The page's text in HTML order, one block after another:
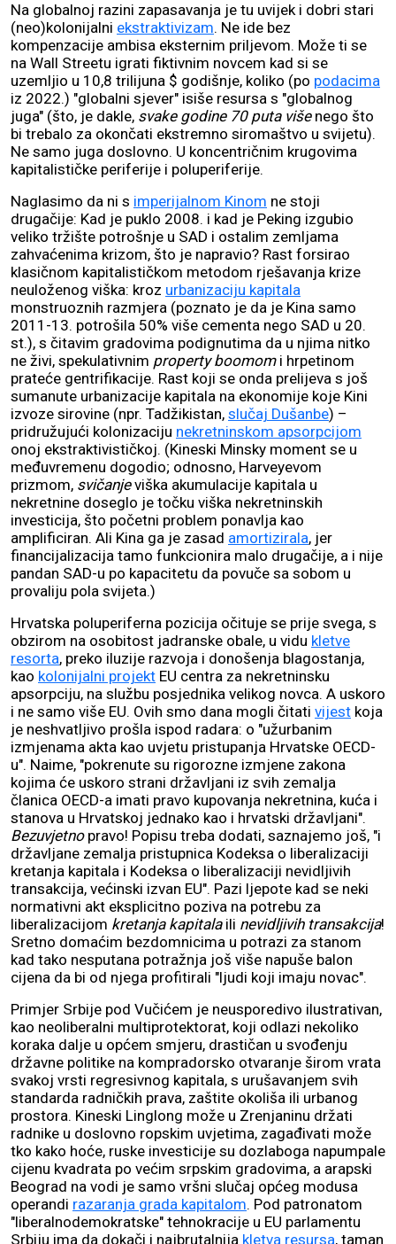
Na globalnoj razini zapasavanja je tu uvijek i dobri stari
(neo)kolonijalni ekstraktivizam. Ne ide bez
kompenzacije ambisa eksternim priljevom. Može ti se
na Wall Streetu igrati fiktivnim novcem kad si se
uzemljio u 10,8 trilijuna $ godišnje, koliko (po podacima
iz 2022.) "globalni sjever" isiše resursa s "globalnog
juga" (što, je dakle, svake godine 70 puta višenego što
bi trebalo za okončati ekstremno siromaštvo u svijetu).
Ne samo juga doslovno. U koncentričnim krugovima
kapitalističke periferije i poluperiferije.
Naglasimo da ni s imperijalnom Kinom ne stoji
drugačije: Kad je puklo 2008. i kad je Peking izgubio
veliko tržište potrošnje u SAD i ostalim zemljama
zahvaćenima krizom, što je napravio? Rast forsirao
klasičnom kapitalističkom metodom rješavanja krize
neuloženog viška: kroz urbanizaciju kapitala
monstruoznih razmjera (poznato je da je Kina samo
2011-13. potrošila 50% više cementa nego SAD u 20.
st.), s čitavim gradovima podignutima da u njima nitko
ne živi, spekulativnim property boomomi hrpetinom
prateće gentrifikacije. Rast koji se onda prelijeva s još
sumanute urbanizacije kapitala na ekonomije koje Kini
izvoze sirovine (npr. Tadžikistan, slučaj Dušanbe) –
pridružujući kolonizaciju nekretninskom apsorpcijom
onoj ekstraktivističkoj. (Kineski Minsky moment se u
međuvremenu dogodio; odnosno, Harveyevom
prizmom, svičanjeviška akumulacije kapitala u
nekretnine doseglo je točku viška nekretninskih
investicija, što početni problem ponavlja kao
amplificiran. Ali Kina ga je zasad amortizirala, jer
financijalizacija tamo funkcionira malo drugačije, a i nije
pandan SAD-u po kapacitetu da povuče sa sobom u
provaliju pola svijeta.)
Hrvatska poluperiferna pozicija očituje se prije svega, s
obzirom na osobitost jadranske obale, u vidu kletve
resorta, preko iluzije razvoja i donošenja blagostanja,
kao kolonijalni projekt EU centra za nekretninsku
apsorpciju, na službu posjednika velikog novca. A uskoro
i ne samo više EU. Ovih smo dana mogli čitati vijest koja
je neshvatljivo prošla ispod radara: o "užurbanim
izmjenama akta kao uvjetu pristupanja Hrvatske OECD-
u". Naime, "pokrenute su rigorozne izmjene zakona
kojima će uskoro strani državljani iz svih zemalja
članica OECD-a imati pravo kupovanja nekretnina, kuća i
stanova u Hrvatskoj jednako kao i hrvatski državljani".
Bezuvjetnopravo! Popisu treba dodati, saznajemo još, "i
državljane zemalja pristupnica Kodeksa o liberalizaciji
kretanja kapitala i Kodeksa o liberalizaciji nevidljivih
transakcija, većinski izvan EU". Pazi ljepote kad se neki
normativni akt eksplicitno poziva na potrebu za
liberalizacijom kretanja kapitalaili nevidljivih transakcija!
Sretno domaćim bezdomnicima u potrazi za stanom
kad tako nesputana potražnja još više napuše balon
cijena da bi od njega profitirali "ljudi koji imaju novac".
Primjer Srbije pod Vučićem je neusporedivo ilustrativan,
kao neoliberalni multiprotektorat, koji odlazi nekoliko
koraka dalje u općem smjeru, drastičan u svođenju
državne politike na kompradorsko otvaranje širom vrata
svakoj vrsti regresivnog kapitala, s urušavanjem svih
standarda radničkih prava, zaštite okoliša ili urbanog
prostora. Kineski Linglong može u Zrenjaninu držati
radnike u doslovno ropskim uvjetima, zagađivati može
tko kako hoće, ruske investicije su dozlaboga napumpale
cijenu kvadrata po većim srpskim gradovima, a arapski
Beograd na vodi je samo vršni slučaj općeg modusa
operandi razaranja grada kapitalom. Pod patronatom
"liberalnodemokratske" tehnokracije u EU parlamentu
Srbiju ima da dokači i najbrutalnija kletva resursa, taman